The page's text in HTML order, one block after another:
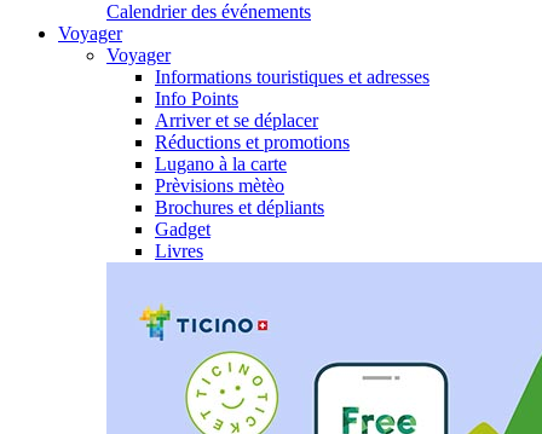
Calendrier des événements
Voyager
Voyager
Informations touristiques et adresses
Info Points
Arriver et se déplacer
Réductions et promotions
Lugano à la carte
Prèvisions mètèo
Brochures et dépliants
Gadget
Livres